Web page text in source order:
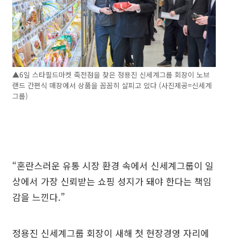
▲6일 스타필드마켓 죽전점을 찾은 정용진 신세계그룹 회장이 노브
랜드 간편식 매장에서 상품을 꼼꼼히 살피고 있다 (사진제공=신세계
그룹)
“혼란스러운 유통 시장 환경 속에서 신세계그룹이 일
상에서 가장 신뢰받는 쇼핑 성지가 돼야 한다는 책임
감을 느낀다.”
정용진 신세계그룹 회장이 새해 첫 현장경영 자리에